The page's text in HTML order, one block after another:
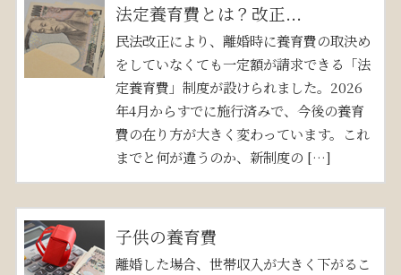
法定養育費とは？改正...
民法改正により、離婚時に養育費の取決め
をしていなくても一定額が請求できる「法
定養育費」制度が設けられました。2026
年4月からすでに施行済みで、今後の養育
費の在り方が大きく変わっています。これ
までと何が違うのか、新制度の […]
子供の養育費
離婚した場合、世帯収入が大きく下がるこ